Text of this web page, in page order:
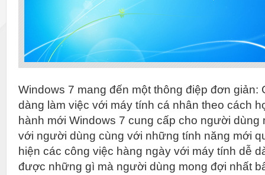
Windows 7 mang đến một thông điệp đơn giản:
dàng làm việc với máy tính cá nhân theo cách
hành mới Windows 7 cung cấp cho người dùng
với người dùng cùng với những tính năng mới
hiện các công việc hàng ngày với máy tính dễ
được những gì mà người dùng mong đợi nhất